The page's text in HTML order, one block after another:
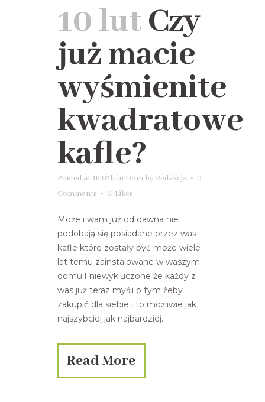
10 lutCzy
już macie
wyśmienite
kwadratowe
kafle?
Posted at 16:02h in Dom by Redakcja
0
Comments
0 Likes
Może i wam już od dawna nie
podobają się posiadane przez was
kafle które zostały być może wiele
lat temu zainstalowane w waszym
domu.I niewykluczone że każdy z
was już teraz myśli o tym żeby
zakupić dla siebie i to możliwie jak
najszybciej jak najbardziej...
Read More